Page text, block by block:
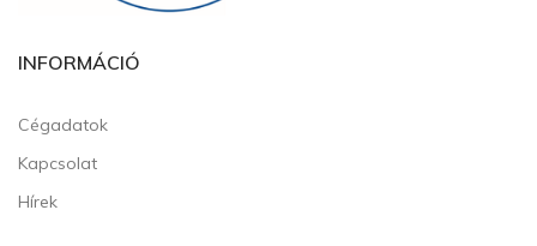
INFORMÁCIÓ
Cégadatok
Kapcsolat
Hírek